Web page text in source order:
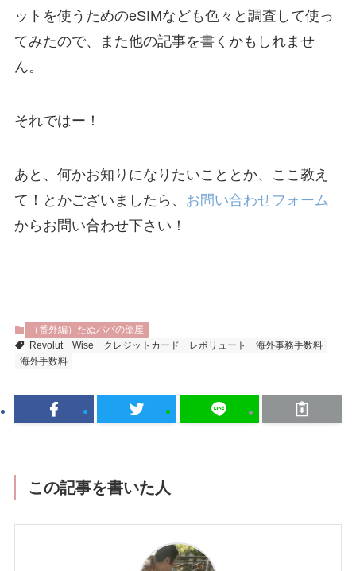
ットを使うためのeSIMなども色々と調査して使っ
てみたので、また他の記事を書くかもしれませ
ん。
それではー！
あと、何かお知りになりたいこととか、ここ教え
て！とかございましたら、
お問い合わせフォーム
からお問い合わせ下さい！
（番外編）たぬパパの部屋
Revolut
Wise クレジットカード レボリュート
海外事務手数料
海外手数料
この記事を書いた人